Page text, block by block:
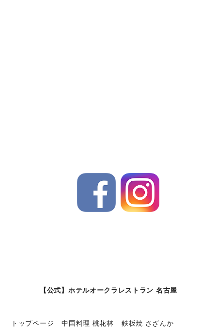
【公式】ホテルオークラレストラン 名古屋
トップページ 中国料理 桃花林 鉄板焼 さざんか